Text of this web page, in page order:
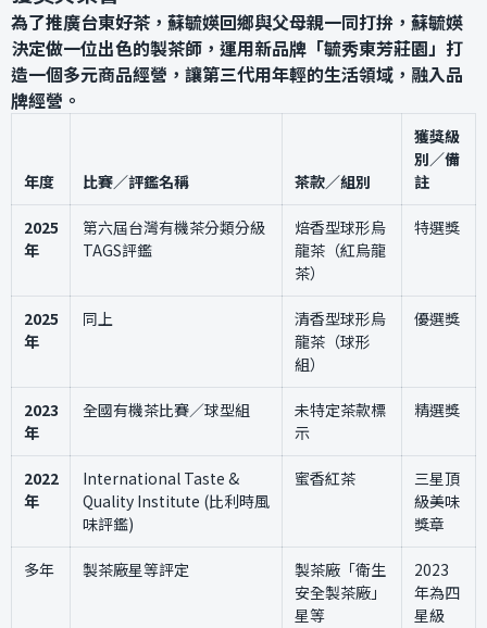
為了推廣台東好茶，蘇毓媖回鄉與父母親一同打拚，蘇毓媖
決定做一位出色的製茶師，運用新品牌「毓秀東芳莊園」打
造一個多元商品經營，讓第三代用年輕的生活領域，融入品
牌經營。
年度 比賽／評鑑名稱 茶款／組別
獲獎級
別／備
註
2025
年
第六屆台灣有機茶分類分級
TAGS評鑑
焙香型球形烏
龍茶（紅烏龍
茶）
特選獎
2025
年
同上
清香型球形烏
龍茶（球形
組）
優選獎
2023
年
全國有機茶比賽／球型組
未特定茶款標
示
精選獎
2022
年
International Taste &
Quality Institute (比利時風
味評鑑)
蜜香紅茶
三星頂
級美味
獎章
多年 製茶廠星等評定
製茶廠「衛生
安全製茶廠」
星等
2023
年為四
星級